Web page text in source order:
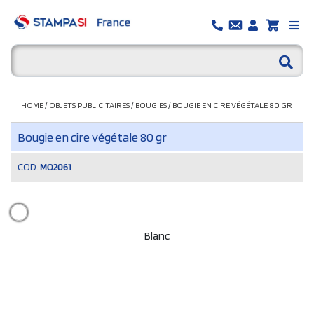
HOME/ OBJETS PUBLICITAIRES/ BOUGIES/ BOUGIE EN CIRE VÉGÉTALE 80 GR
Bougie en cire végétale 80 gr
COD. MO2061
Blanc